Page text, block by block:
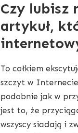
Czy lubisz
artykuł,
To całkiem
szczyt w
podobnie jak w
jest to, że
wszyscy siadają i